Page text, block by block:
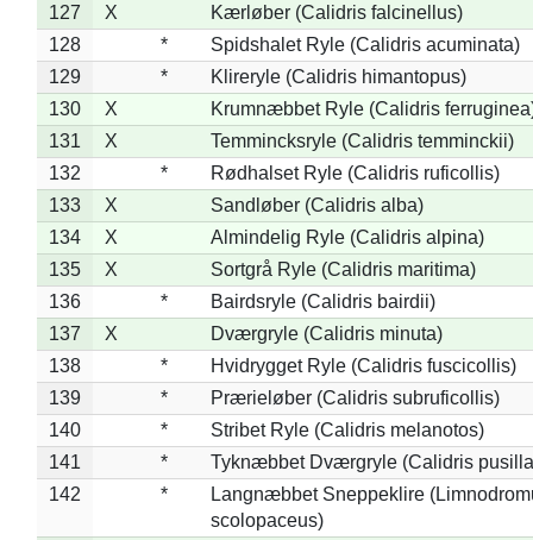
127
X
Kærløber (Calidris falcinellus)
128
*
Spidshalet Ryle (Calidris acuminata)
129
*
Klireryle (Calidris himantopus)
130
X
Krumnæbbet Ryle (Calidris
131
X
Temmincksryle (Calidris temminckii)
132
*
Rødhalset Ryle (Calidris ruficollis)
133
X
Sandløber (Calidris alba)
134
X
Almindelig Ryle (Calidris alpina)
135
X
Sortgrå Ryle (Calidris maritima)
136
*
Bairdsryle (Calidris bairdii)
137
X
Dværgryle (Calidris minuta)
138
*
Hvidrygget Ryle (Calidris fuscicollis)
139
*
Prærieløber (Calidris subruficollis)
140
*
Stribet Ryle (Calidris melanotos)
141
*
Tyknæbbet Dværgryle (Calidris
142
*
Langnæbbet Sneppeklire
scolopaceus)